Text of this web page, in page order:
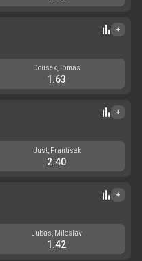
+
Dousek, Tomas
1.63
+
Just, Frantisek
2.40
+
Lubas, Miloslav
1.42